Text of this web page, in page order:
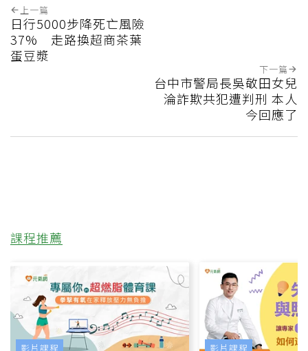
上一篇
日行5000步降死亡風險
37% 走路換超商茶葉
蛋豆漿
下一篇
台中市警局長吳敬田女兒
淪詐欺共犯遭判刑 本人
今回應了
課程推薦
影片課程 影片課程